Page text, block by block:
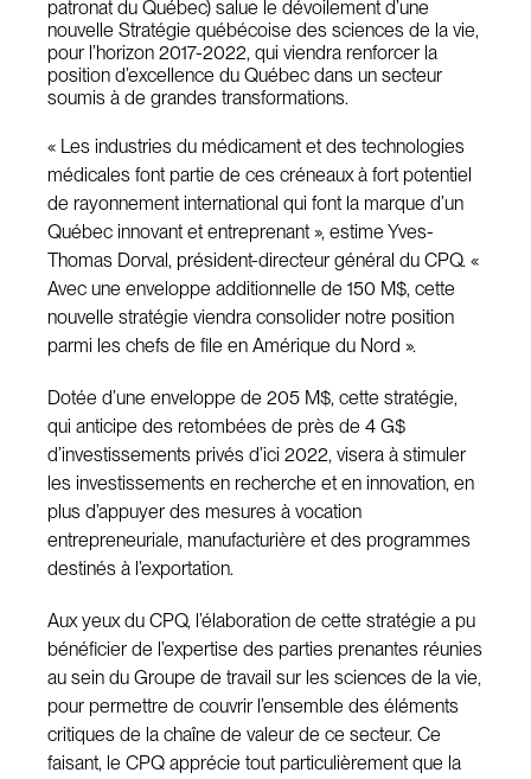
patronat du Québec) salue le dévoilement d’une
nouvelle Stratégie québécoise des sciences de la vie,
pour l’horizon 2017-2022, qui viendra renforcer la
position d’excellence du Québec dans un secteur
soumis à de grandes transformations.
« Les industries du médicament et des technologies
médicales font partie de ces créneaux à fort potentiel
de rayonnement international qui font la marque d’un
Québec innovant et entreprenant », estime Yves-
Thomas Dorval, président-directeur général du CPQ. «
Avec une enveloppe additionnelle de 150 M$, cette
nouvelle stratégie viendra consolider notre position
parmi les chefs de file en Amérique du Nord ».
Dotée d’une enveloppe de 205 M$, cette stratégie,
qui anticipe des retombées de près de 4 G$
d’investissements privés d’ici 2022, visera à stimuler
les investissements en recherche et en innovation, en
plus d’appuyer des mesures à vocation
entrepreneuriale, manufacturière et des programmes
destinés à l’exportation.
Aux yeux du CPQ, l’élaboration de cette stratégie a pu
bénéficier de l’expertise des parties prenantes réunies
au sein du Groupe de travail sur les sciences de la vie,
pour permettre de couvrir l’ensemble des éléments
critiques de la chaîne de valeur de ce secteur. Ce
faisant, le CPQ apprécie tout particulièrement que la